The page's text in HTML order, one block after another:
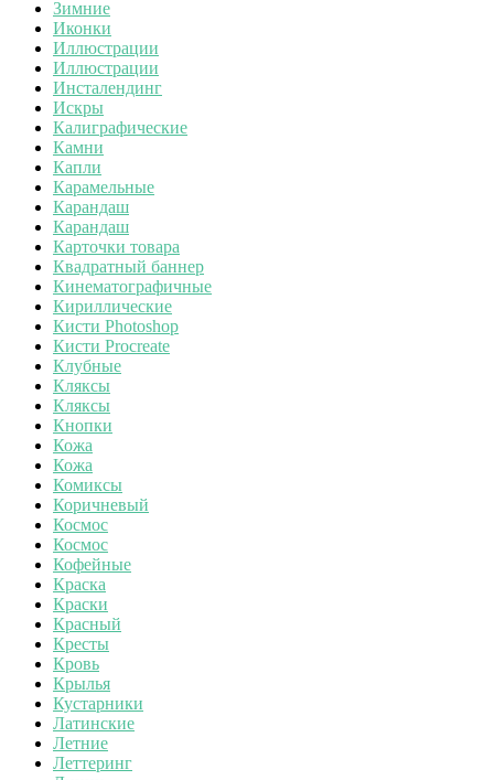
Зимние
Иконки
Иллюстрации
Иллюстрации
Инсталендинг
Искры
Калиграфические
Камни
Капли
Карамельные
Карандаш
Карандаш
Карточки товара
Квадратный баннер
Кинематографичные
Кириллические
Кисти Photoshop
Кисти Procreate
Клубные
Кляксы
Кляксы
Кнопки
Кожа
Кожа
Комиксы
Коричневый
Космос
Космос
Кофейные
Краска
Краски
Красный
Кресты
Кровь
Крылья
Кустарники
Латинские
Летние
Леттеринг